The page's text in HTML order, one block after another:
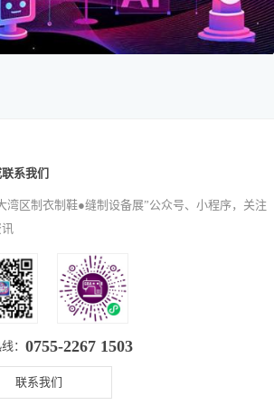
系我们
湾区制衣制鞋●缝制设备展”公众号、小程序，关注
： 0755-2267 1503
联系我们